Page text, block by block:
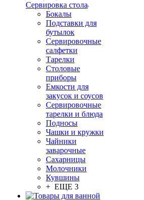
Сервировка стола
Бокалы
Подставки для
бутылок
Сервировочные
салфетки
Тарелки
Столовые
приборы
Емкости для
закусок и соусов
Сервировочные
тарелки и блюда
Подносы
Чашки и кружки
Чайники
заварочные
Сахарницы
Молочники
Кувшины
+ ЕЩЕ 3